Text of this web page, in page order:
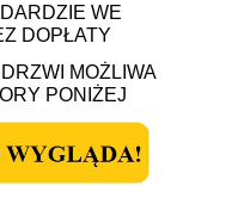
WE
DOPŁATY
MOŻLIWA
PONIŻEJ